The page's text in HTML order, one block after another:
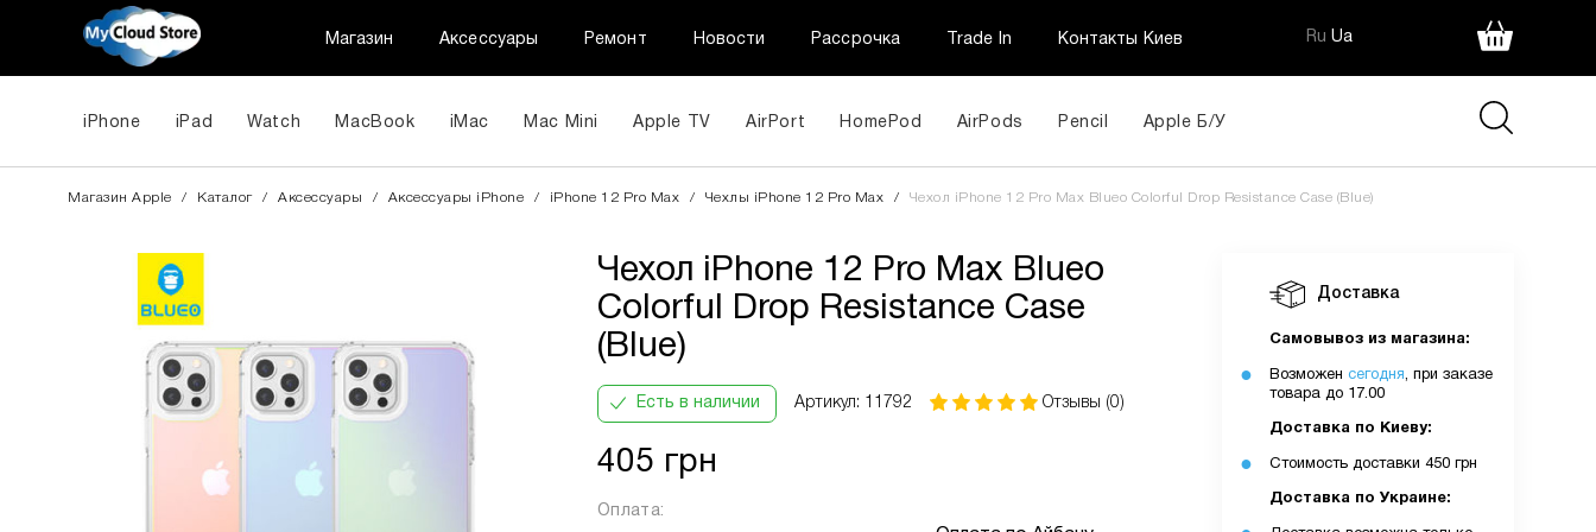
Магазин Аксессуары Ремонт Новости Рассрочка Trade In Контакты Киев Ru Ua
iPhone iPad Watch MacBook iMac Mac Mini Apple TV AirPort HomePod AirPods Pencil Apple Б/У
Магазин Apple / Каталог / Аксессуары / Aксессуары iPhone / iPhone 12 Pro Max / Чехлы iPhone 12 Pro Max / Чехол iPhone 12 Pro Max Blueo Colorful Drop Resistance Case (Blue)
Чехол iPhone 12 Pro Max Blueo
Colorful Drop Resistance Case
(Blue)
Есть в наличии Артикул: 11792 Отзывы (0)
405 грн
Оплата:
ПриватБанк
Оплата
частинами
Кількість
платежів:
9
В
місяць:
Інформація: Доставка
Самовывоз из магазина:
Возможен сегодня, при заказе
товара до 17.00
Доставка по Киеву:
Стоимость доставки 450 грн
Доставка по Украине: